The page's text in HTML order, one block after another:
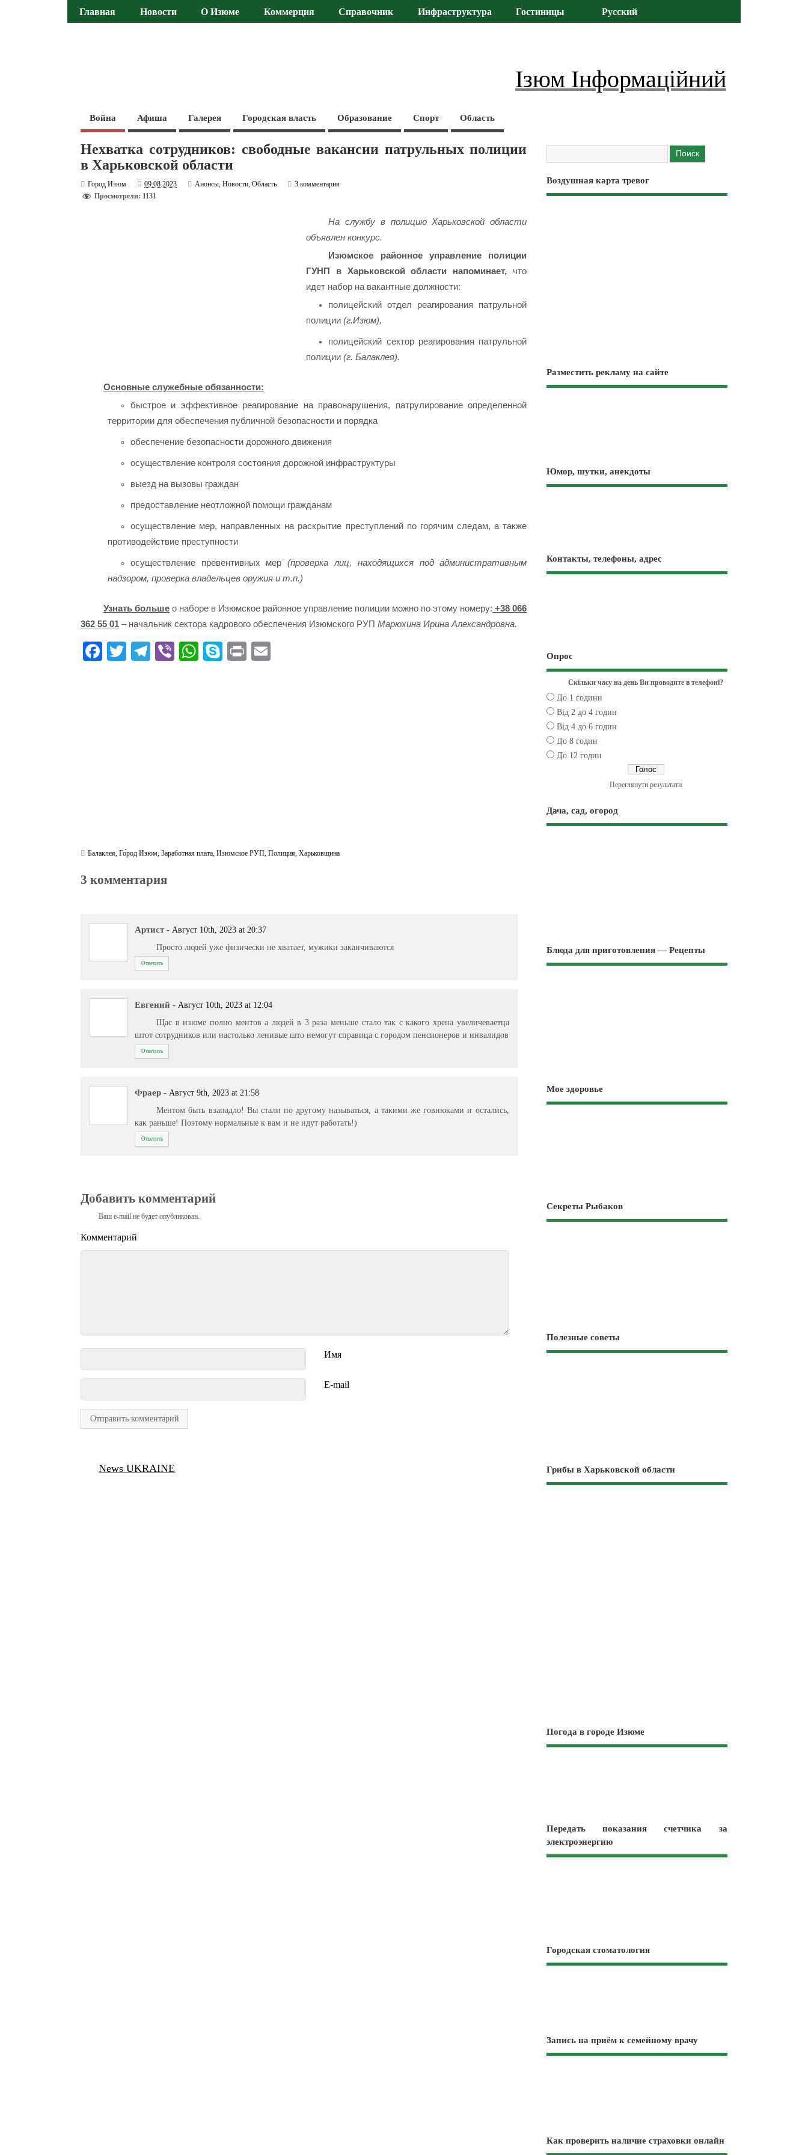
Главная Новости О Изюме Коммерция Справочник Инфраструктура Гостиницы Русский
Ізюм Інформаційний
Война Афиша Галерея Городская власть Образование Спорт Область
Нехватка сотрудников: свободные вакансии патрульных полиции
в Харьковской области
Город Изюм 09.08.2023 Анонсы,Новости,Область
3 комментария
Просмотрели: 1131
На службу в полицию Харьковской области
объявлен конкурс.
Изюмское районное управление полиции
ГУНП в Харьковской области напоминает, что
идет набор на вакантные должности:
полицейский отдел реагирования патрульной
полиции (г.Изюм),
полицейский сектор реагирования патрульной
полиции (г. Балаклея).
Основные служебные обязанности:
быстрое и эффективное реагирование на правонарушения, патрулирование определенной
территории для обеспечения публичной безопасности и порядка
обеспечение безопасности дорожного движения
осуществление контроля состояния дорожной инфраструктуры
выезд на вызовы граждан
предоставление неотложной помощи гражданам
осуществление мер, направленных на раскрытие преступлений по горячим следам, а также
противодействие преступности
осуществление превентивных мер(проверка лиц, находящихся под административным
надзором, проверка владельцев оружия и т.п.)
Узнать большео наборе в Изюмское районное управление полиции можно по этому номеру: +38 066
362 55 01 – начальник сектора кадрового обеспечения Изюмского РУП Марюхина Ирина Александровна.
Fa T
Te Vi
W
S
Pr
Балаклея ,Го́род Изюм ,Заработная плата ,Изюмское РУП ,Полиция ,Харьковщина
3 комментария
Артист - Август 10th, 2023 at 20:37
Просто людей уже физически не хватает, мужики заканчиваются
Ответить
Евгений - Август 10th, 2023 at 12:04
Щас в изюме полно ментов а людей в 3 раза меньше стало так с какого хрена увеличеваетца
штот сотрудников или настолько ленивые што немогут справица с городом пенсионеров и инвалидов
Ответить
Фраер - Август 9th, 2023 at 21:58
Ментом быть взападло! Вы стали по другому называться, а такими же говнюками и остались,
как раньше! Поэтому нормальные к вам и не идут работать!)
Ответить
Добавить комментарий
Ваш e-mail не будет опубликован.
Комментарий
Имя
E-mail
News UKRAINE
Воздушная карта тревог
Разместить рекламу на сайте
Юмор, шутки, анекдоты
Контакты, телефоны, адрес
Опрос
Скільки часу на день Ви проводите в телефоні?
До 1 години
Від 2 до 4 годин
Від 4 до 6 годин
До 8 годин
До 12 годин
Переглянути результати
Дача, сад, огород
Блюда для приготовления — Рецепты
Мое здоровье
Секреты Рыбаков
Полезные советы
Грибы в Харьковской области
Погода в городе Изюме
Передать показания счетчика за
электроэнергию
Городская стоматология
Запись на приём к семейному врачу
Как проверить наличие страховки онлайн